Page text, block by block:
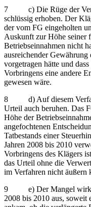
7 c) Die Rüge der
schlüssig erhoben. Der
der vom FG eingeholten
Auskunft zur Höhe seiner
Betriebseinnahmen nicht
ausreichender
vorgetragen hätte und
Vorbringens eine andere
gewesen wäre.
8 d) Auf diesem
Urteil auch beruhen. Das
Höhe der
angefochtenen
Tatbestands einer
Jahren 2008 bis 2010
Vorbringens des Klägers
das Urteil ohne die
im Verfahren nicht äußern
9 e) Der Mangel wirkt
2008 bis 2010 aus, soweit